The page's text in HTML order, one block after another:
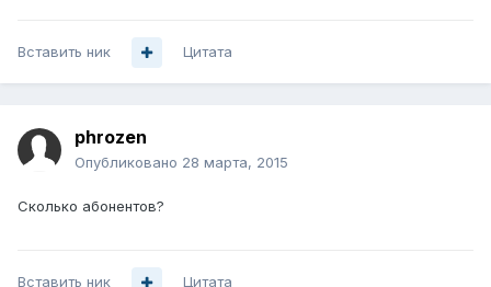
Вставить ник Цитата
phrozen
Опубликовано 28 марта, 2015
Сколько абонентов?
Вставить ник Цитата